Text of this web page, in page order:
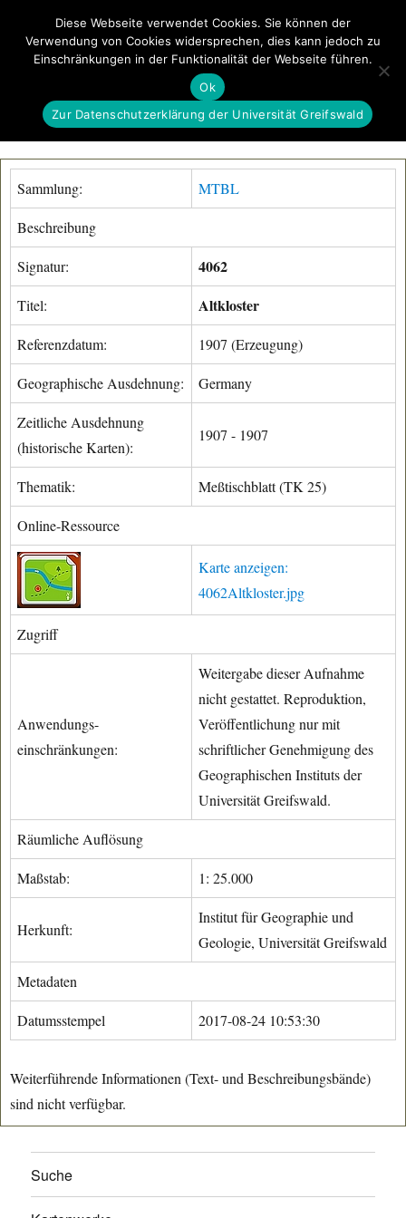
GeoGREIF MENÜ
Sammlung: MTBL
Beschreibung
Signatur: 4062
Titel: Altkloster
Referenzdatum: 1907 (Erzeugung)
Geographische Ausdehnung: Germany
Zeitliche Ausdehnung
(historische Karten):
1907 - 1907
Thematik: Meßtischblatt (TK 25)
Online-Ressource
Karte anzeigen:
4062Altkloster.jpg
Zugriff
Anwendungs-
einschränkungen:
Weitergabe dieser Aufnahme
nicht gestattet. Reproduktion,
Veröffentlichung nur mit
schriftlicher Genehmigung des
Geographischen Instituts der
Universität Greifswald.
Räumliche Auflösung
Maßstab: 1: 25.000
Herkunft:
Institut für Geographie und
Geologie, Universität Greifswald
Metadaten
Datumsstempel 2017-08-24 10:53:30
Weiterführende Informationen (Text- und Beschreibungsbände)
sind nicht verfügbar.
Suche
Diese Webseite verwendet Cookies. Sie können der
Verwendung von Cookies widersprechen, dies kann jedoch zu
Einschränkungen in der Funktionalität der Webseite führen.
Ok
Zur Datenschutzerklärung der Universität Greifswald